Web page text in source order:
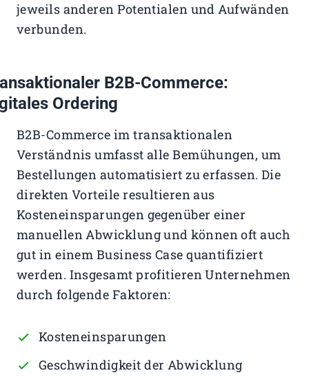
jeweils anderen Potentialen und Aufwänden
verbunden.
B2B-Commerce:
Ordering
B2B-Commerce im transaktionalen
Verständnis umfasst alle Bemühungen, um
Bestellungen automatisiert zu erfassen. Die
direkten Vorteile resultieren aus
Kosteneinsparungen gegenüber einer
manuellen Abwicklung und können oft auch
gut in einem Business Case quantifiziert
werden. Insgesamt profitieren Unternehmen
durch folgende Faktoren:
Kosteneinsparungen
Geschwindigkeit der Abwicklung